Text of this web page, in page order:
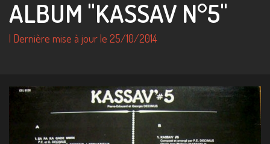
ALBUM "KASSAV N°5"
| Dernière mise à jour le 25/10/2014